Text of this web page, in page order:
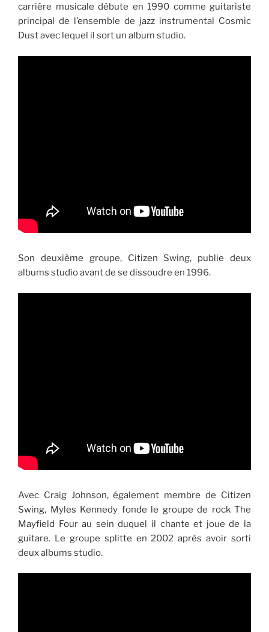
carrière musicale débute en 1990 comme guitariste
principal de l’ensemble de jazz instrumental Cosmic
Dust avec lequel il sort un album studio.
Son deuxième groupe, Citizen Swing, publie deux
albums studio avant de se dissoudre en 1996.
Avec Craig Johnson, également membre de Citizen
Swing, Myles Kennedy fonde le groupe de rock The
Mayfield Four au sein duquel il chante et joue de la
guitare. Le groupe splitte en 2002 après avoir sorti
deux albums studio.